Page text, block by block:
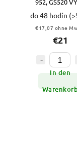
952, GS520
do 48 hodín
€17,07 ohne
€21
In den
Warenkorb